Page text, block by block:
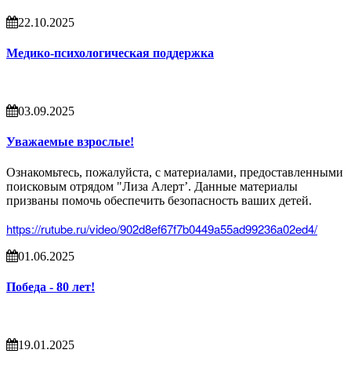
22.10.2025
Медико-психологическая поддержка
03.09.2025
Уважаемые взрослые!
Ознакомьтесь, пожалуйста, с материалами, предоставленными
поисковым отрядом "Лиза Алерт’. Данные материалы
призваны помочь обеспечить безопасность ваших детей.
https://rutube.ru/video/902d8ef67f7b0449a55ad99236a02ed4/
01.06.2025
Победа - 80 лет!
19.01.2025